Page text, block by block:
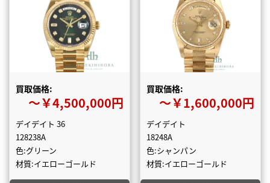
買取価格:
〜￥4,500,000円
デイデイト 36
128238A
色:グリーン
材質:イエローゴールド
買取価格:
〜￥1,600,000円
デイデイト
18248A
色:シャンパン
材質:イエローゴールド